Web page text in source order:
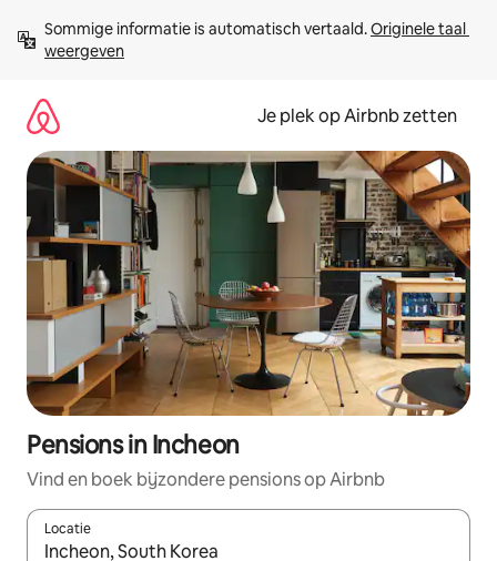
direct
naar
Sommige informatie is automatisch vertaald. Originele taal
weergeven
Je plek op Airbnb zetten
Pensions in Incheon
Vind en boek bijzondere pensions op Airbnb
Locatie
Wanneer er resultaten beschikbaar zijn, maak je een keuze